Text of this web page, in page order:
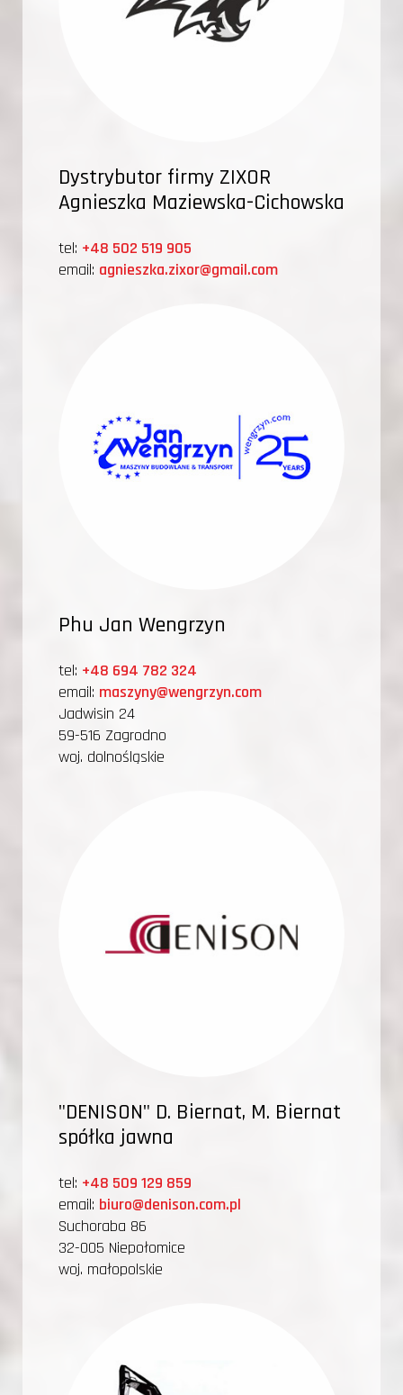
Dystrybutor firmy ZIXOR
Agnieszka Maziewska-Cichowska
tel: +48 502 519 905
email: agnieszka.zixor@gmail.com
Phu Jan Wengrzyn
tel: +48 694 782 324
email: maszyny@wengrzyn.com
Jadwisin 24
59-516 Zagrodno
woj. dolnośląskie
"DENISON" D. Biernat, M. Biernat
spółka jawna
tel: +48 509 129 859
email: biuro@denison.com.pl
Suchoraba 86
32-005 Niepołomice
woj. małopolskie